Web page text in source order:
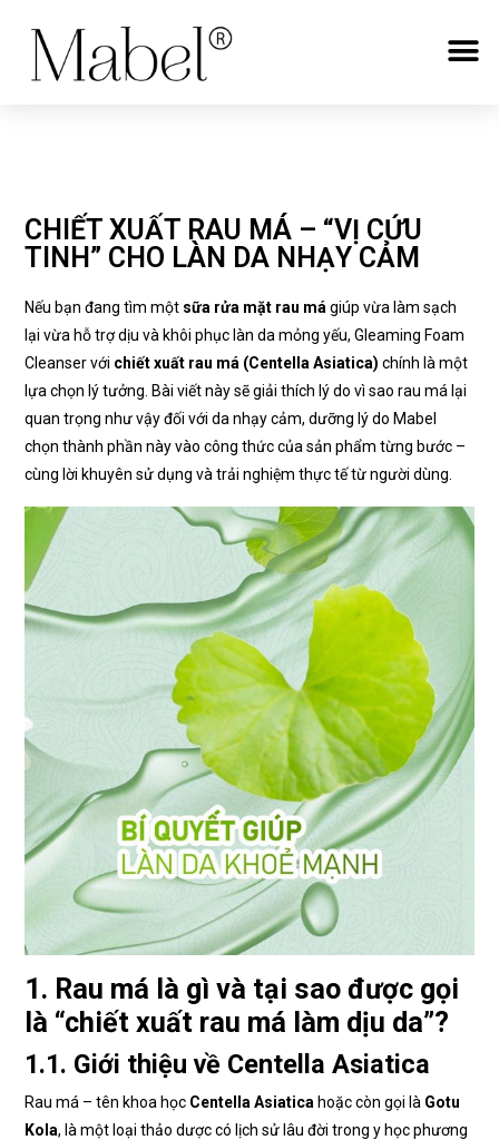
CHIẾT XUẤT RAU MÁ – “VỊ CỨU
TINH” CHO LÀN DA NHẠY CẢM
Nếu bạn đang tìm một sữa rửa mặt rau má giúp vừa làm sạch
lại vừa hỗ trợ dịu và khôi phục làn da mỏng yếu, Gleaming Foam
Cleanser với chiết xuất rau má (Centella Asiatica) chính là một
lựa chọn lý tưởng. Bài viết này sẽ giải thích lý do vì sao rau má lại
quan trọng như vậy đối với da nhạy cảm, dưỡng lý do Mabel
chọn thành phần này vào công thức của sản phẩm từng bước –
cùng lời khuyên sử dụng và trải nghiệm thực tế từ người dùng.
1. Rau má là gì và tại sao được gọi
là “chiết xuất rau má làm dịu da”?
1.1. Giới thiệu về Centella Asiatica
Rau má – tên khoa học Centella Asiatica hoặc còn gọi là Gotu
Kola, là một loại thảo dược có lịch sử lâu đời trong y học phương